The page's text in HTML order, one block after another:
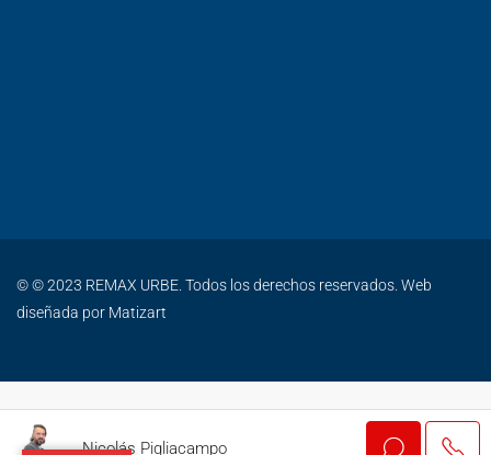
© © 2023 REMAX URBE. Todos los derechos reservados. Web
diseñada por Matizart
Nicolás Pigliacampo